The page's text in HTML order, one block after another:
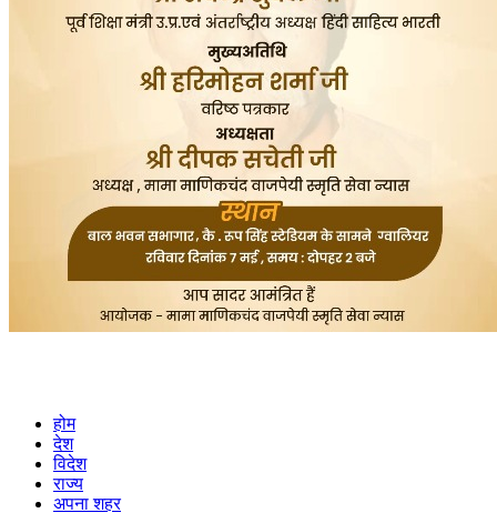
होम
देश
विदेश
राज्य
अपना शहर